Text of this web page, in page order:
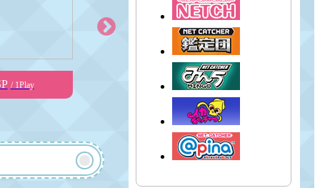
/ 1Play 1,100SP / 1Play